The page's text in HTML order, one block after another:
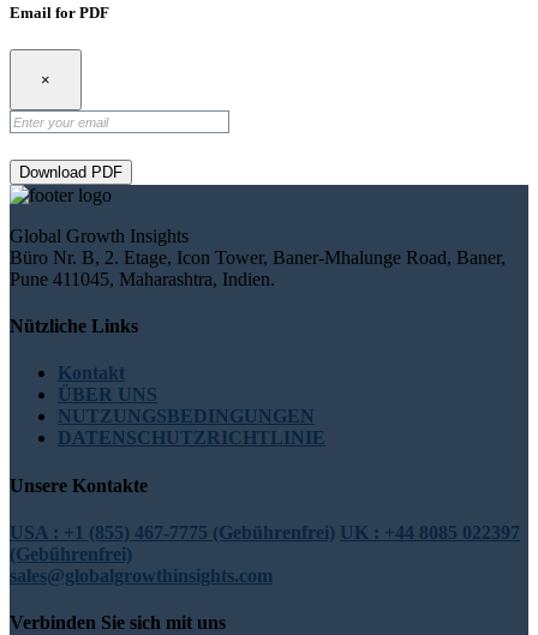
Email for PDF
×
Download PDF
Global Growth Insights
Büro Nr. B, 2. Etage, Icon Tower, Baner-Mhalunge Road, Baner,
Pune 411045, Maharashtra, Indien.
Nützliche Links
Kontakt
ÜBER UNS
NUTZUNGSBEDINGUNGEN
DATENSCHUTZRICHTLINIE
Unsere Kontakte
USA : +1 (855) 467-7775 (Gebührenfrei) UK : +44 8085 022397
(Gebührenfrei)
sales@globalgrowthinsights.com
Verbinden Sie sich mit uns